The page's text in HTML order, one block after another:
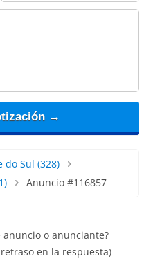
→
do Sul (328)
Anuncio #116857
o anunciante?
en la respuesta)